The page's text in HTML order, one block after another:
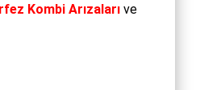
Kombi Arızalarıve